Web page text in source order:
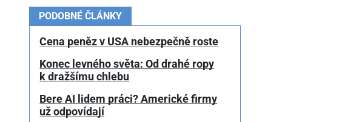
PODOBNÉ ČLÁNKY
Cena peněz v USA nebezpečně roste
Konec levného světa: Od drahé ropy
k dražšímu chlebu
Bere AI lidem práci? Americké firmy
už odpovídají